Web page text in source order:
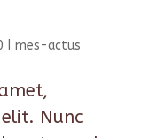
mes-actus
Nunc